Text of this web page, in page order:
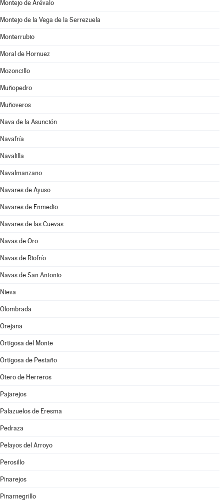
Montejo de Arévalo
Montejo de la Vega de la Serrezuela
Monterrubio
Moral de Hornuez
Mozoncillo
Muñopedro
Muñoveros
Nava de la Asunción
Navafría
Navalilla
Navalmanzano
Navares de Ayuso
Navares de Enmedio
Navares de las Cuevas
Navas de Oro
Navas de Riofrío
Navas de San Antonio
Nieva
Olombrada
Orejana
Ortigosa del Monte
Ortigosa de Pestaño
Otero de Herreros
Pajarejos
Palazuelos de Eresma
Pedraza
Pelayos del Arroyo
Perosillo
Pinarejos
Pinarnegrillo